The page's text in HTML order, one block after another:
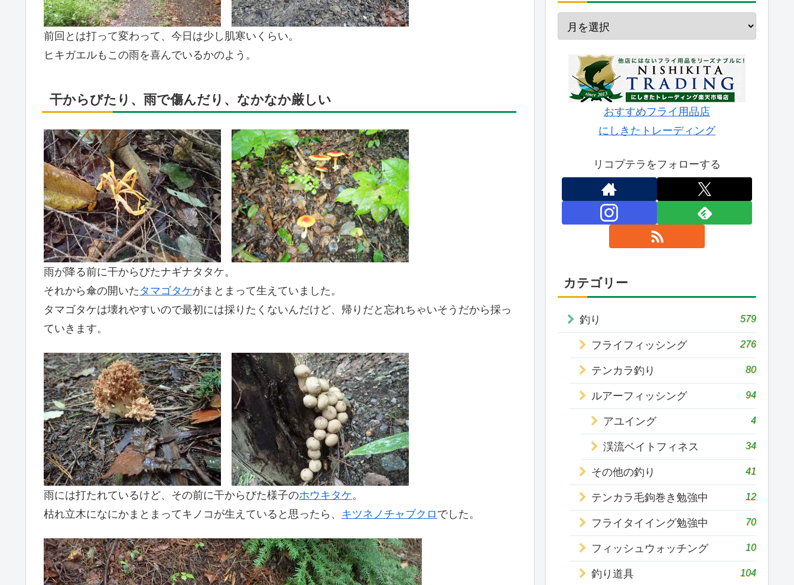
前回とは打って変わって、今日は少し肌寒いくらい。
ヒキガエルもこの雨を喜んでいるかのよう。
干からびたり、雨で傷んだり、なかなか厳しい
雨が降る前に干からびたナギナタタケ。
それから傘の開いた タマゴタケがまとまって生えていました。
タマゴタケは壊れやすいので最初には採りたくないんだけど、帰りだと忘れちゃいそうだから採っ
ていきます。
雨には打たれているけど、その前に干からびた様子のホウキタケ。
枯れ立木になにかまとまってキノコが生えていると思ったら、 キツネノチャブクロ でした。
おすすめフライ用品店
にしきたトレーディング
リコプテラをフォローする
カテゴリー
釣り 579
フライフィッシング 276
テンカラ釣り 80
ルアーフィッシング 94
アユイング 4
渓流ベイトフィネス 34
その他の釣り 41
テンカラ毛鉤巻き勉強中 12
フライタイイング勉強中 70
フィッシュウォッチング 10
釣り道具 104